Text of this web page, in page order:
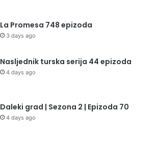
La Promesa 748 epizoda
3 days ago
Nasljednik turska serija 44 epizoda
4 days ago
Daleki grad | Sezona 2 | Epizoda 70
4 days ago